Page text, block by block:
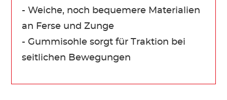
- Weiche, noch bequemere Materialien
an Ferse und Zunge
- Gummisohle sorgt für Traktion bei
seitlichen Bewegungen